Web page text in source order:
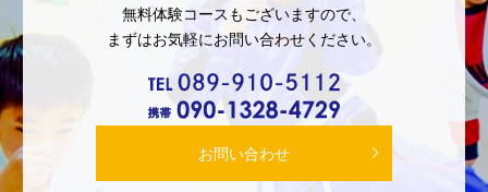
無料体験コースもございますので、
まずはお気軽にお問い合わせください。
お問い合わせ